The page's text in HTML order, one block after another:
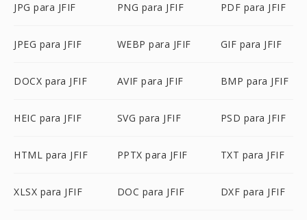
JPG para JFIF PNG para JFIF PDF para JFIF
JPEG para JFIF WEBP para JFIF GIF para JFIF
DOCX para JFIF AVIF para JFIF BMP para JFIF
HEIC para JFIF SVG para JFIF PSD para JFIF
HTML para JFIF PPTX para JFIF TXT para JFIF
XLSX para JFIF DOC para JFIF DXF para JFIF